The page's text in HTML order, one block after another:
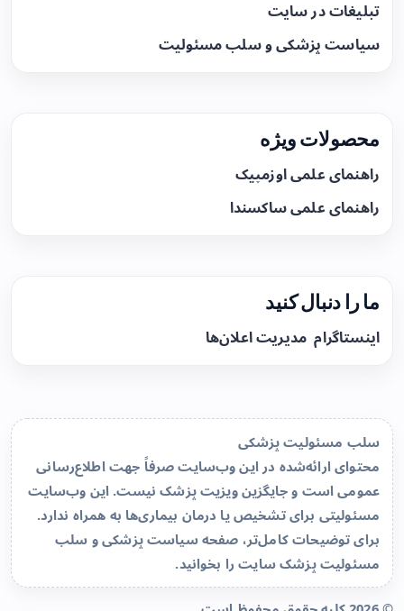
تبلیغات در سایت
سیاست پزشکی و سلب مسئولیت
محصولات ویژه
راهنمای علمی اوزمپیک
راهنمای علمی ساکسندا
ما را دنبال کنید
اینستاگرام مدیریت اعلان‌ها
سلب مسئولیت پزشکی
محتوای ارائه‌شده در این وب‌سایت صرفاً جهت اطلاع‌رسانی
عمومی است و جایگزین ویزیت پزشک نیست. این وب‌سایت
مسئولیتی برای تشخیص یا درمان بیماری‌ها به همراه ندارد.
برای توضیحات کامل‌تر، صفحهسیاست پزشکی و سلب
مسئولیت پزشک سایترا بخوانید.